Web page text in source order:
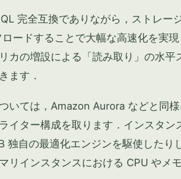
完全互換でありながら，ストレー
ードすることで大幅な高速化を実
カの増設による「読み取り」の水平
ます．
いては，Amazon Aurora などと同
イター構成を取ります．インスタン
独自の最適化エンジンを駆使したり
リインスタンスにおける CPU やメ